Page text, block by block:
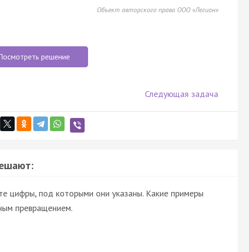
Объект авторского права ООО «Легион»
решение
Следующая задача
цифры, под которыми они указаны. Какие примеры
превращением.